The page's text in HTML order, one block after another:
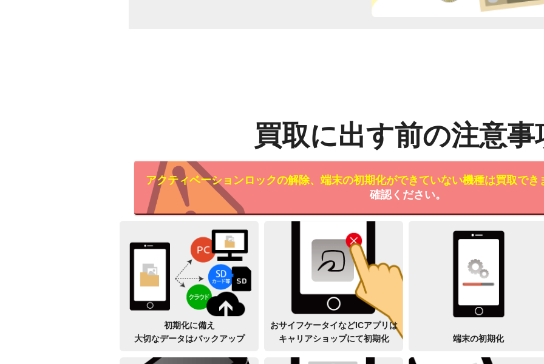
買取に出す前の注意事
アクティベーションロックの解除、端末の初期化ができていない機種は買取でき
確認ください。
初期化に備え
大切なデータはバックアップ
おサイフケータイなどICアプリは
キャリアショップにて初期化
端末の初期化